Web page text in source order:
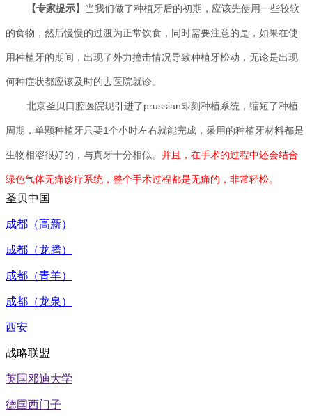
【专家提示】 当我们做了种植牙后的初期，应该先使用一些较软
的食物，然后慢慢的过渡为正常饮食，同时需要注意的是，如果在使
用种植牙的期间，出现了外力撞击情况导致种植牙松动，无论是出现
何种症状都应该及时的去医院就诊。
北京圣贝口腔医院现引进了prussian即刻种植系统，缩短了种植
周期，单颗种植牙只要1个小时左右就能完成，采用的种植牙材料都是
生物相溶很好的，与真牙十分相似。 并且，在手术的过程中还会结合
绿色气体无痛诊疗系统，整个手术过程都是无痛的，非常轻松。
圣贝中国
成都（高新）
成都（龙腾）
成都（青羊）
成都（龙泉）
西安
战略联盟
英国邓迪大学
德国西门子